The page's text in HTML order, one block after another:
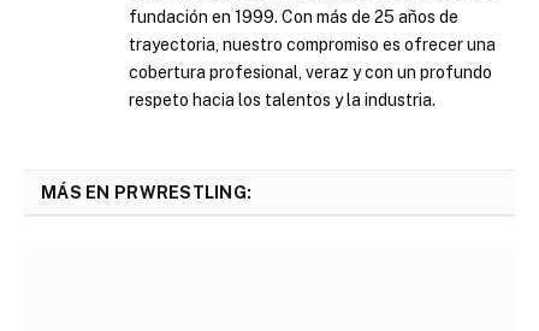
fundación en 1999. Con más de 25 años de
trayectoria, nuestro compromiso es ofrecer una
cobertura profesional, veraz y con un profundo
respeto hacia los talentos y la industria.
MÁS EN PRWRESTLING: